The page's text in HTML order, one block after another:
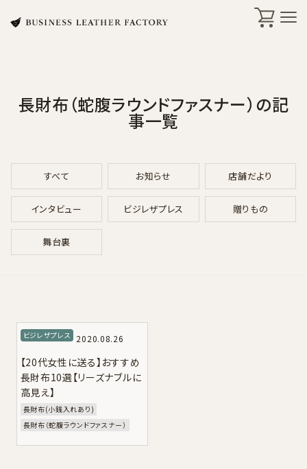
search
オリジナル刻印・ギフト
ケア・修理
ログイン / 会員登録
お気に入り
長財布（蛇腹ラウンドファスナー）の記
事一覧
すべて お知らせ 店舗だより
インタビュー ビジレザプレス 贈りもの
舞台裏
ビジレザプレス 2020.08.26
【20代女性に送る】おすすめ
長財布10選【リーズナブルに
高見え】
長財布(小銭入れあり)
長財布（蛇腹ラウンドファスナー）